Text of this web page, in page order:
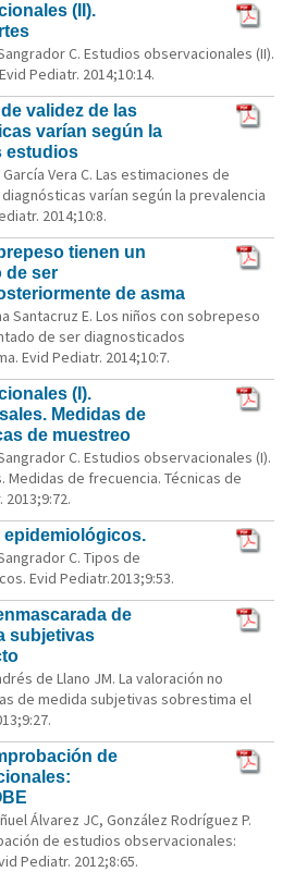
(II).
C. Estudios observacionales (II).
Pediatr. 2014;10:14.
validez de las
varían según la
estudios
Vera C. Las estimaciones de
varían según la prevalencia
2014;10:8.
tienen un
de ser
de asma
Santacruz E. Los niños con sobrepeso
de ser diagnosticados
Evid Pediatr. 2014;10:7.
(I).
Medidas de
de muestreo
C. Estudios observacionales (I).
Medidas de frecuencia. Técnicas de
C. Tipos de
Evid Pediatr.2013;9:53.
de
subjetivas
de Llano JM. La valoración no
de medida subjetivas sobrestima el
de
Álvarez JC, González Rodríguez P.
de estudios observacionales:
Pediatr. 2012;8:65.